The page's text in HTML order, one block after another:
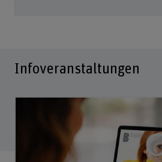
Infoveranstaltungen